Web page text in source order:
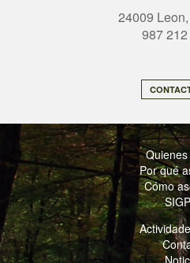
24009
987
Por qué
Cómo